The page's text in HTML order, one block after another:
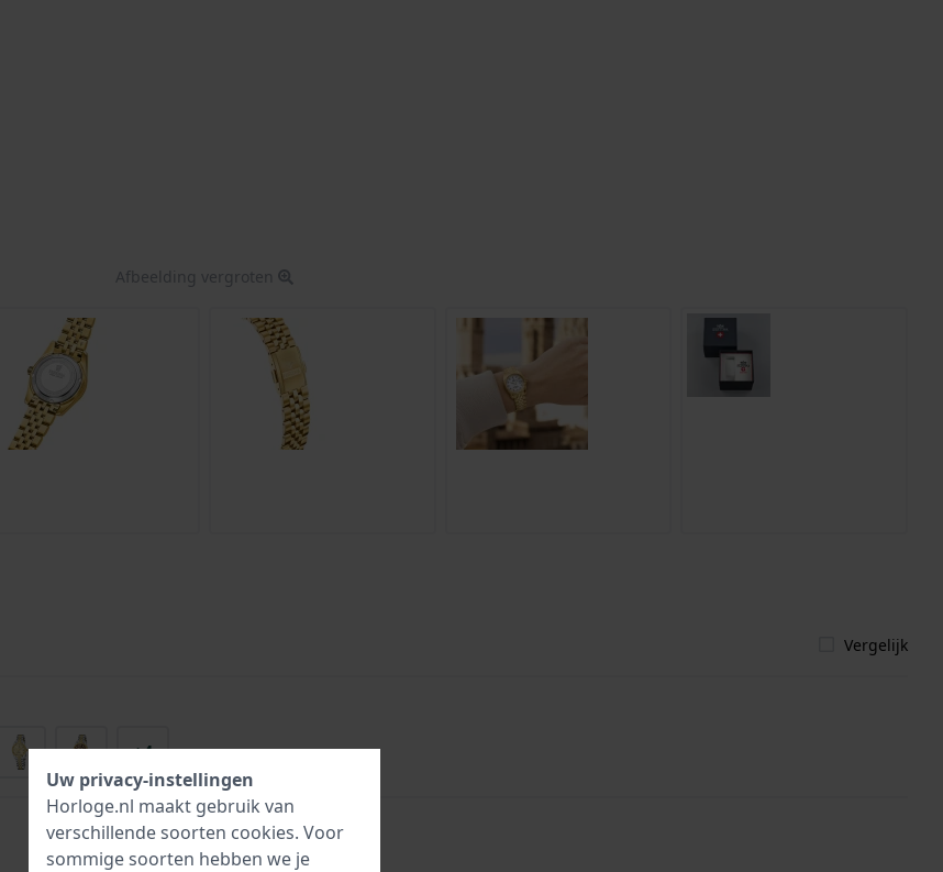
Afbeelding vergroten
Vergelijk
+4
Uw privacy-instellingen
Horloge.nl maakt gebruik van
verschillende soorten cookies. Voor
sommige soorten hebben we je